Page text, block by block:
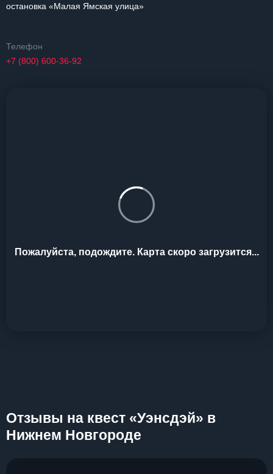
остановка «Малая Ямская улица»
Телефон
+7 (800) 600-36-92
Пожалуйста, подождите. Карта скоро загрузится...
Отзывы на квест «Уэнсдэй» в
Нижнем Новгороде